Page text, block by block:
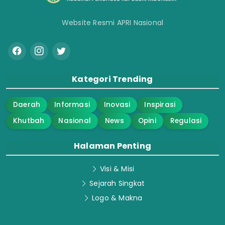
Website Resmi APRI Nasional
Kategori Trending
Daerah Informasi Inovasi
Inspirasi
Khutbah
Nasional News Opini Regulasi
Halaman Penting
Visi & Misi
Sejarah Singkat
Logo & Makna